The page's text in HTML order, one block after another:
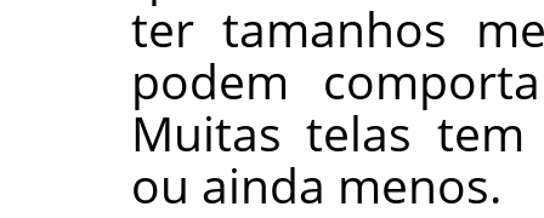
ter tamanhos
podem
Muitas telas tem
ou ainda menos.